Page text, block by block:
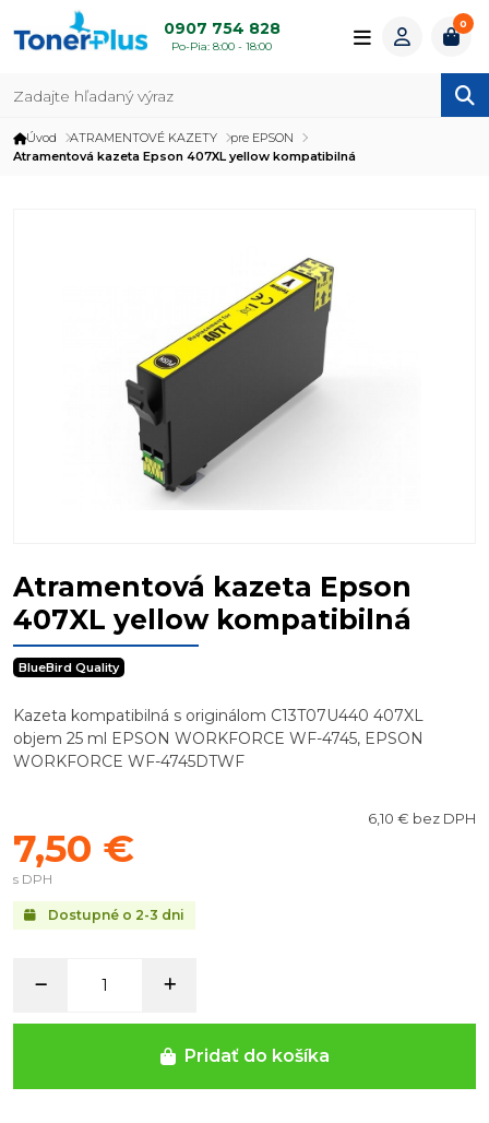
0907 754 828
Po-Pia: 8:00 - 18:00
0
Úvod ATRAMENTOVÉ KAZETY
pre EPSON
Atramentová kazeta Epson 407XL yellow kompatibilná
Atramentová kazeta Epson
407XL yellow kompatibilná
BlueBird Quality
Kazeta kompatibilná s originálom C13T07U440 407XL
objem 25 ml EPSON WORKFORCE WF-4745, EPSON
WORKFORCE WF-4745DTWF
Dostupné o 2-3 dni
6,10 € bez DPH
7,50 €
s DPH
Pridať do košíka